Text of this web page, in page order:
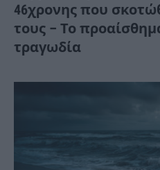
46χρονης που
τους – Το
τραγωδία